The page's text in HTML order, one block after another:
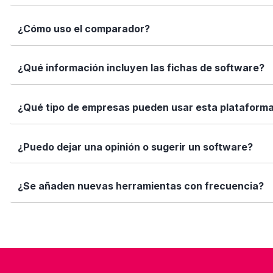
Simplemente escribe el nombre del software, una
encajan con tus necesidades.
¿Cómo uso el comparador?
Marca los softwares que te interesan y haz clic en
Así puedes ver de forma rápida cuál se adapta mejor a tu
¿Qué información incluyen las fichas de software?
Cada ficha incluye una descripción detallada, funciones
valoraciones de usuarios. Queremos que tengas toda la
¿Qué tipo de empresas pueden usar esta
Elige tu software está diseñado para todo tipo de
tamaño de tu equipo, presupuesto o sector.
¿Puedo dejar una opinión o sugerir un software?
Sí. Si quieres valorar un software que ya usas o sugerir
ayuda!
¿Se añaden nuevas herramientas con frecuencia?